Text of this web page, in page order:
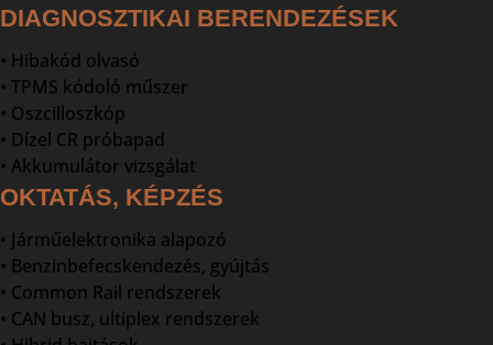
DIAGNOSZTIKAI BERENDEZÉSEK
• Hibakód olvasó
• TPMS kódoló műszer
• Oszcilloszkóp
• Dízel CR próbapad
• Akkumulátor vizsgálat
OKTATÁS, KÉPZÉS
• Járműelektronika alapozó
• Benzinbefecskendezés, gyújtás
• Common Rail rendszerek
• CAN busz, ultiplex rendszerek